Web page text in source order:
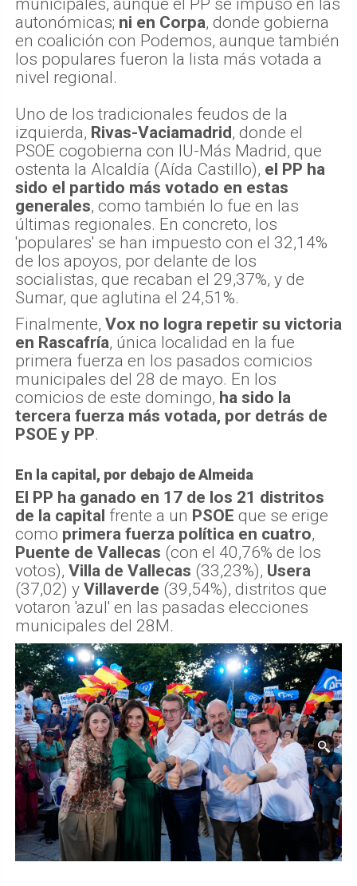
municipales, aunque el PP se impuso en las
autonómicas; ni en Corpa, donde gobierna
en coalición con Podemos, aunque también
los populares fueron la lista más votada a
nivel regional.
Uno de los tradicionales feudos de la
izquierda, Rivas-Vaciamadrid, donde el
PSOE cogobierna con IU-Más Madrid, que
ostenta la Alcaldía (Aída Castillo), el PP ha
sido el partido más votado en estas
generales, como también lo fue en las
últimas regionales. En concreto, los
'populares' se han impuesto con el 32,14%
de los apoyos, por delante de los
socialistas, que recaban el 29,37%, y de
Sumar, que aglutina el 24,51%.
Finalmente, Vox no logra repetir su victoria
en Rascafría, única localidad en la fue
primera fuerza en los pasados comicios
municipales del 28 de mayo. En los
comicios de este domingo, ha sido la
tercera fuerza más votada, por detrás de
PSOE y PP.
En la capital, por debajo de Almeida
El PP ha ganado en 17 de los 21 distritos
de la capital frente a un PSOE que se erige
como primera fuerza política en cuatro,
Puente de Vallecas (con el 40,76% de los
votos), Villa de Vallecas (33,23%), Usera
(37,02) y Villaverde (39,54%), distritos que
votaron 'azul' en las pasadas elecciones
municipales del 28M.